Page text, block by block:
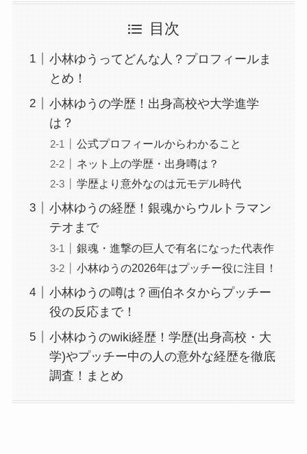
目次
小林ゆうってどんな人？プロフィールま
とめ！
小林ゆうの学歴！出身高校や大学進学
は？
公式プロフィールからわかること
ネット上の学歴・出身噂は？
学歴より意外なのは元モデル時代
小林ゆうの経歴！銀魂からウルトラマン
テオまで
銀魂・進撃の巨人で有名になった代表作
小林ゆうの2026年はプッチー役に注目！
小林ゆうの噂は？画伯ネタからプッチー
役の反応まで！
小林ゆうのwiki経歴！学歴(出身高校・大
学)やプッチー中の人の意外な経歴を徹底
調査！まとめ